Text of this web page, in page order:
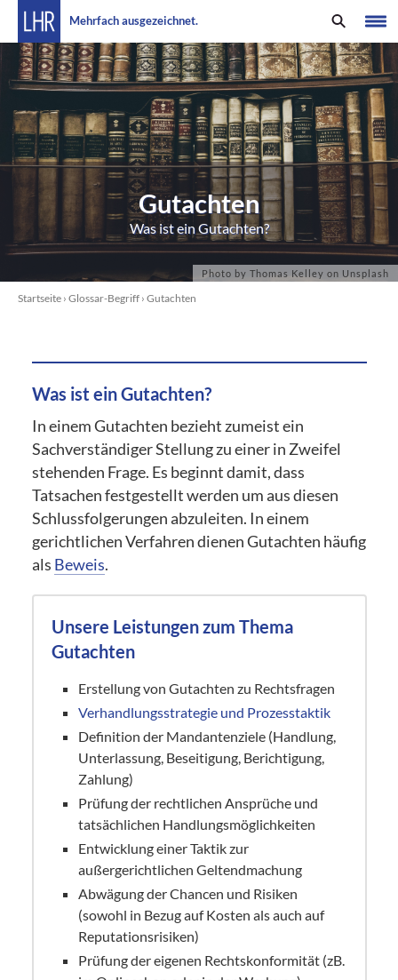
Mehrfach ausgezeichnet.
Gutachten
Was ist ein Gutachten?
Startseite › Glossar-Begriff › Gutachten
Was ist ein Gutachten?
In einem Gutachten bezieht zumeist ein
Sachverständiger Stellung zu einer in Zweifel
stehenden Frage. Es beginnt damit, dass
Tatsachen festgestellt werden um aus diesen
Schlussfolgerungen abzuleiten. In einem
gerichtlichen Verfahren dienen Gutachten häufig
als Beweis.
Unsere Leistungen zum Thema
Gutachten
Erstellung von Gutachten zu Rechtsfragen
Verhandlungsstrategie und Prozesstaktik
Definition der Mandantenziele (Handlung,
Unterlassung, Beseitigung, Berichtigung,
Zahlung)
Prüfung der rechtlichen Ansprüche und
tatsächlichen Handlungsmöglichkeiten
Entwicklung einer Taktik zur
außergerichtlichen Geltendmachung
Abwägung der Chancen und Risiken
(sowohl in Bezug auf Kosten als auch auf
Reputationsrisiken)
Prüfung der eigenen Rechtskonformität (zB.